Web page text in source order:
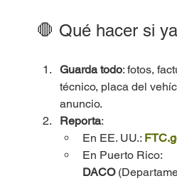
🛑 Qué hacer si
Guarda todo: fotos,
técnico, placa del
anuncio.
Reporta:
En EE. UU.:
En Puerto Rico:
DACO